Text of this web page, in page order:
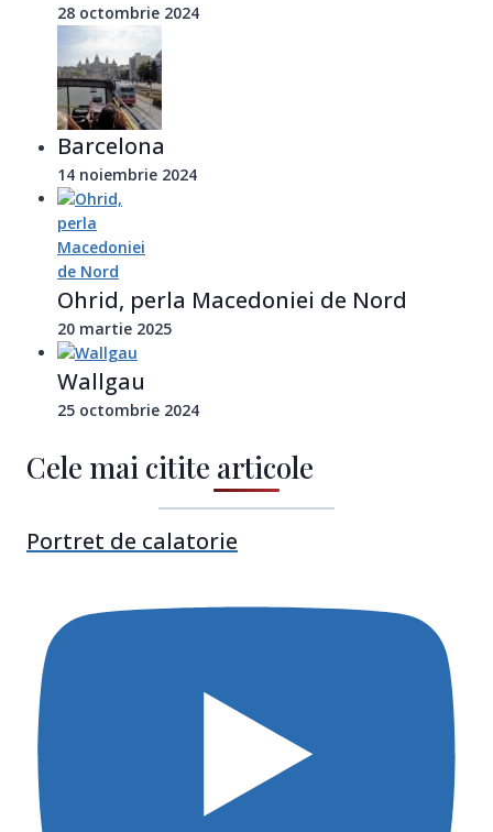
28 octombrie 2024
Barcelona
14 noiembrie 2024
Ohrid, perla Macedoniei de Nord
20 martie 2025
Wallgau
25 octombrie 2024
Cele mai citite articole
Portret de calatorie